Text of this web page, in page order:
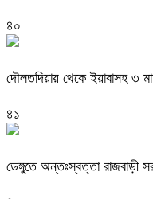
৪০
দৌলতদিয়ায় থেকে ইয়াবাসহ ৩
৪১
ডেঙ্গুতে অন্তঃস্বত্তা রাজবাড়ী